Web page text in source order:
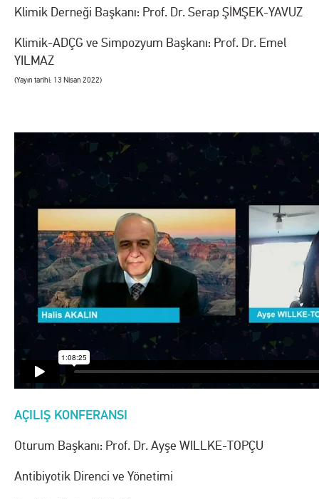
Klimik Derneği Başkanı: Prof. Dr. Serap ŞİMŞEK-YAVUZ
Klimik-ADÇG ve Simpozyum Başkanı: Prof. Dr. Emel
YILMAZ
(Yayın tarihi: 13 Nisan 2022)
AÇILIŞ KONFERANSI
Oturum Başkanı: Prof. Dr. Ayşe WILLKE-TOPÇU
Antibiyotik Direnci ve Yönetimi